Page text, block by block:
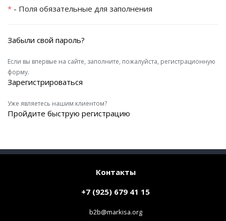
* - Поля обязательные для заполнения
Забыли свой пароль?
Если вы впервые на сайте, заполните, пожалуйста, регистрационную
форму.
Зарегистрироваться
Уже являетесь нашим клиентом?
Пройдите быструю регистрацию
Контакты
+7 (925) 679 41 15
b2b@markisa.org